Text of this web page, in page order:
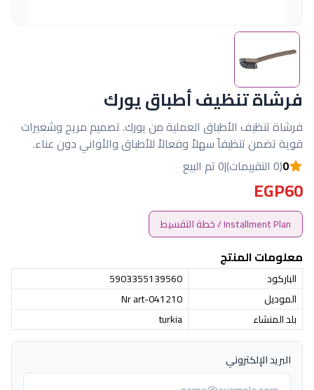
فرشاة تنظيف أطباق يورك
فرشاة تنظيف الأطباق العملية من يورك. تصميم مريح وشعيرات
قوية تضمن تنظيفاً سهلاً وفعالاً للأطباق والأواني دون عناء.
0(0 التقييمات) |0 تم البيع
EGP60
Installment Plan / خطة التقسيط
معلومات المنتج
الباركود
5903355139560
الموديل
Nr art-041210
بلد المنشاء
turkia
البريد الإلكتروني